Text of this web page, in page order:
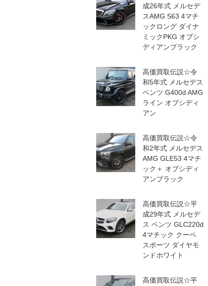
成26年式 メルセデ
スAMG S63 4マチ
ックロング ダイナ
ミックPKG オブシ
ディアンブラック
高価買取伝説☆令
和5年式 メルセデス
ベンツ G400d AMG
ライン オブシディ
アン
高価買取伝説☆令
和2年式 メルセデス
AMG GLE53 4マチ
ック＋ オブシディ
アンブラック
高価買取伝説☆平
成29年式 メルセデ
ス ベンツ GLC220d
4マチック クーペ
スポーツ ダイヤモ
ンドホワイト
高価買取伝説☆平